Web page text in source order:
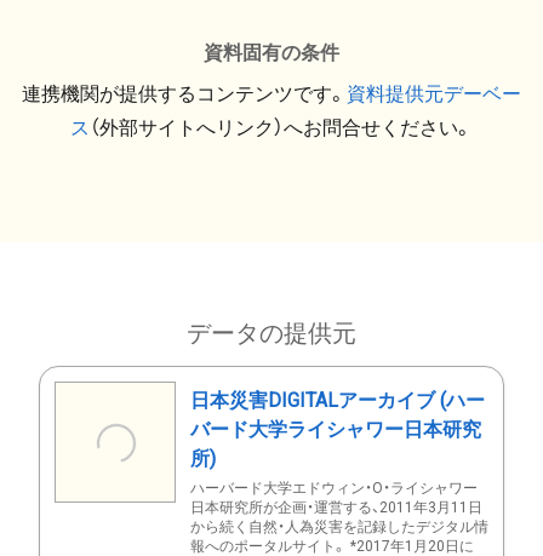
資料固有の条件
連携機関が提供するコンテンツです。 資料提供元デーベー
ス （外部サイトへリンク）へお問合せください。
データの提供元
日本災害DIGITALアーカイブ (ハー
バード大学ライシャワー日本研究
所)
ハーバード大学エドウィン・O・ライシャワー
日本研究所が企画・運営する、2011年3月11日
から続く自然・人為災害を記録したデジタル情
報へのポータルサイト。 *2017年1月20日に